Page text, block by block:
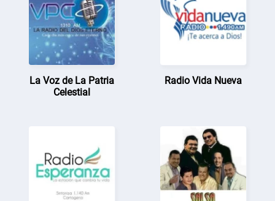
La Voz de La Patria
Celestial
Radio Vida Nueva